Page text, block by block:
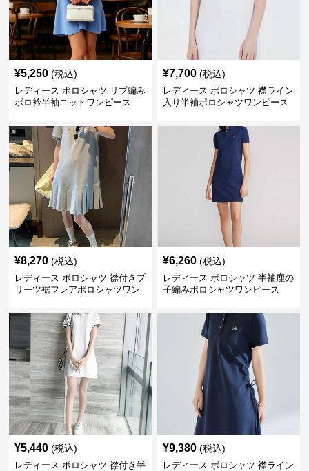
¥5,250 (税込)
レディース ポロシャツ リブ編み
ポロ衿半袖ニットワンピース
¥7,700 (税込)
レディース ポロシャツ 襟ライン
入り半袖ポロシャツワンピース
¥8,270 (税込)
レディース ポロシャツ 襟付きプ
リーツ裾フレアポロシャツワン
¥6,260 (税込)
レディース ポロシャツ 半袖鹿の
子編みポロシャツワンピース
¥5,440 (税込)
レディース ポロシャツ 襟付き半
¥9,380 (税込)
レディース ポロシャツ 襟ライン